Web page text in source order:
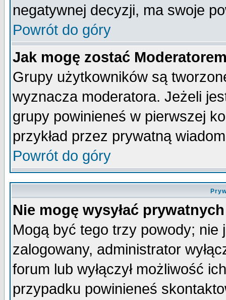
negatywnej decyzji, ma swoje
Powrót do góry
Jak mogę zostać
Grupy użytkowników są
wyznacza moderatora. Jeżeli
grupy powinieneś w pierwszej
przykład przez prywatną
Powrót do góry
Nie mogę wysyłać
Mogą być tego trzy powody;
zalogowany, administrator
forum lub wyłączył możliwość
przypadku powinieneś